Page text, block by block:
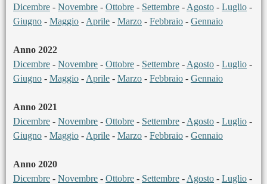
Dicembre - Novembre - Ottobre - Settembre - Agosto - Luglio -
Giugno - Maggio - Aprile - Marzo - Febbraio - Gennaio
Anno 2022
Dicembre - Novembre - Ottobre - Settembre - Agosto - Luglio -
Giugno - Maggio - Aprile - Marzo - Febbraio - Gennaio
Anno 2021
Dicembre - Novembre - Ottobre - Settembre - Agosto - Luglio -
Giugno - Maggio - Aprile - Marzo - Febbraio - Gennaio
Anno 2020
Dicembre - Novembre - Ottobre - Settembre - Agosto - Luglio -